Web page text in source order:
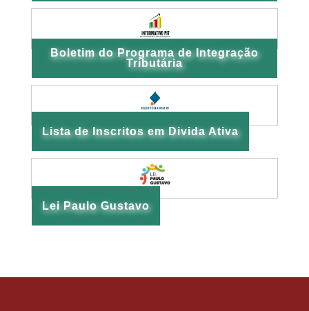
Boletim do Programa de Integração
Tributária
Lista de Inscritos em Divida Ativa
Lei Paulo Gustavo